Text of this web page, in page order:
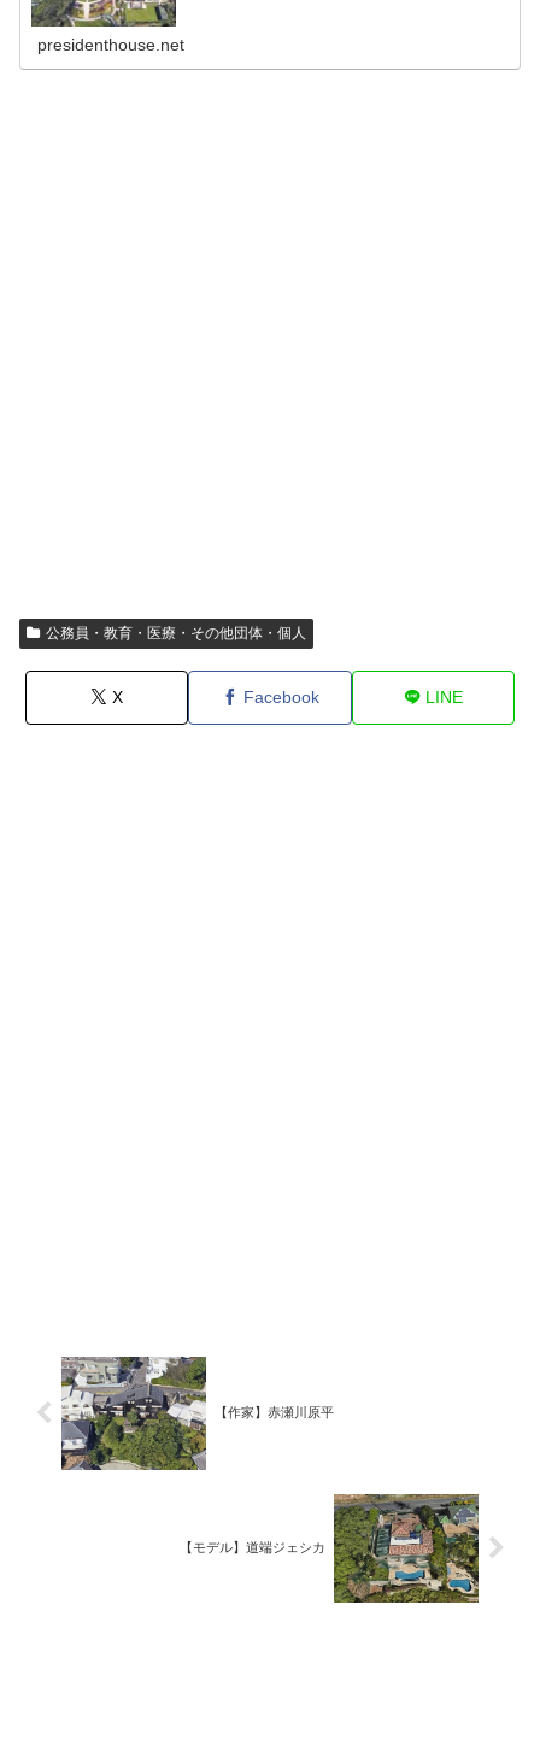
presidenthouse.net
公務員・教育・医療・その他団体・個人
X Facebook LINE
【作家】赤瀬川原平
【モデル】道端ジェシカ